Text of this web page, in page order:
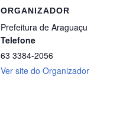
ORGANIZADOR
Prefeitura de Araguaçu
Telefone
63 3384-2056
Ver site do Organizador